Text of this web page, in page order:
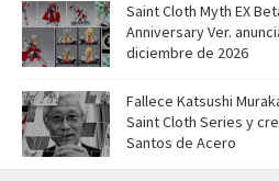
Saint Cloth Myth EX
Anniversary Ver.
diciembre de 2026
Fallece Katsushi
Saint Cloth Series y
Santos de Acero